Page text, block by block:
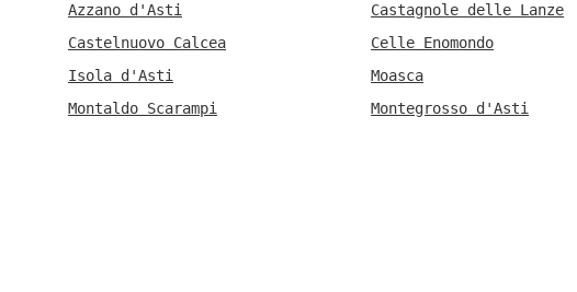
Azzano d'Asti
Castagnole delle Lanze
Castelnuovo Calcea
Celle Enomondo
Isola d'Asti
Moasca
Montaldo Scarampi
Montegrosso d'Asti